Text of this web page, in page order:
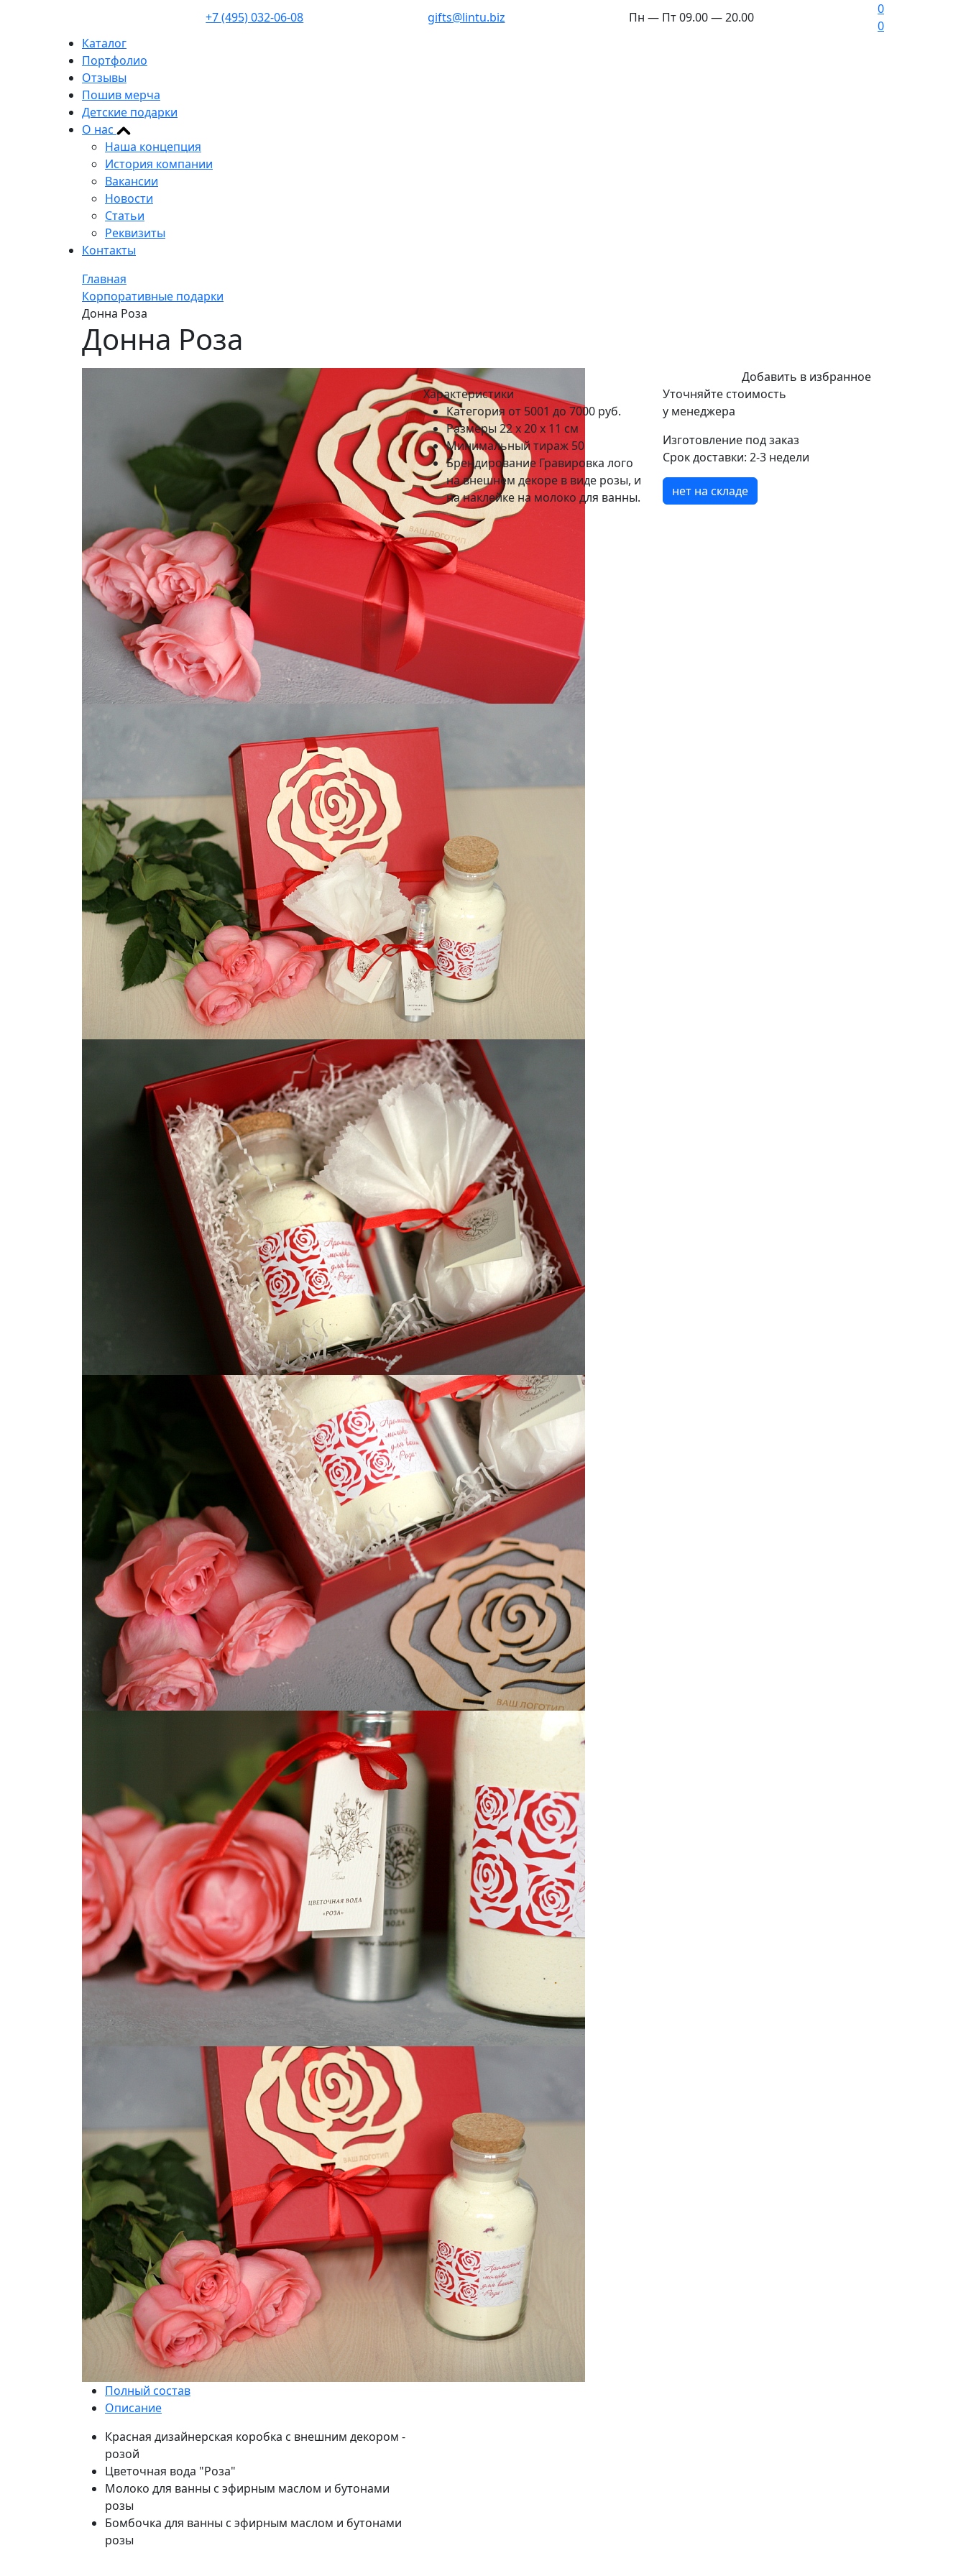
+7 (495) 032-06-08 gifts@lintu.biz Пн — Пт 09.00 — 20.00
0
0
Каталог
Портфолио
Отзывы
Пошив мерча
Детские подарки
О нас
Наша концепция
История компании
Вакансии
Новости
Статьи
Реквизиты
Контакты
Главная
Корпоративные подарки
Донна Роза
Донна Роза
Добавить в избранное
Характеристики
Категория от 5001 до 7000 руб.
Размеры22 х 20 х 11 см
Минимальный тираж 50
Брендирование Гравировка лого
на внешнем декоре в виде розы, и
на наклейке на молоко для ванны.
Уточняйте стоимость
у менеджера
Изготовление под заказ
Срок доставки: 2-3 недели
нет на складе
Полный состав
Описание
Красная дизайнерская коробка с внешним декором -
розой
Цветочная вода "Роза"
Молоко для ванны с эфирным маслом и бутонами
розы
Бомбочка для ванны с эфирным маслом и бутонами
розы